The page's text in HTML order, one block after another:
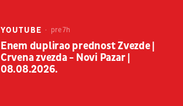
YOUTUBE pre 7h
Enem duplirao prednost Zvezde |
Crvena zvezda - Novi Pazar |
08.08.2026.